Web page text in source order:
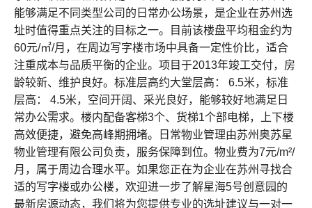
能够满足不同类型公司的日常办公场景，是企业在苏州选
址时值得重点关注的目标之一。目前该楼盘平均租金约为
60元/㎡/月，在周边写字楼市场中具备一定性价比，适合
注重成本与品质平衡的企业。项目于2013年竣工交付，房
龄较新、维护良好。标准层高约大堂层高： 6.5米，标准
层高： 4.5米，空间开阔、采光良好，能够较好地满足日
常办公需求。楼内配备客梯3个、货梯1个部电梯，上下楼
高效便捷，避免高峰期拥堵。日常物业管理由苏州奥苏星
物业管理有限公司负责，服务保障到位。物业费为7元/m²/
月，属于周边合理水平。如果您正在为企业在苏州寻找合
适的写字楼或办公楼，欢迎进一步了解星海5号创意园的
最新房源动态，我们将为您提供专业的选址建议与一对一